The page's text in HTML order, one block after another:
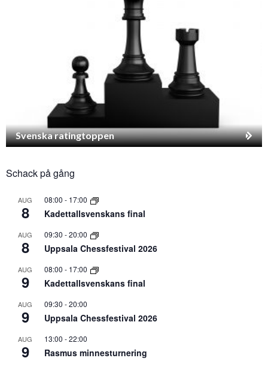
Svenska ratingtoppen
Schack på gång
AUG
8
08:00 - 17:00
Kadettallsvenskans final
AUG
8
09:30 -20:00
Uppsala Chessfestival 2026
AUG
9
08:00 - 17:00
Kadettallsvenskans final
AUG
9
09:30 -20:00
Uppsala Chessfestival 2026
AUG
9
13:00 -22:00
Rasmus minnesturnering